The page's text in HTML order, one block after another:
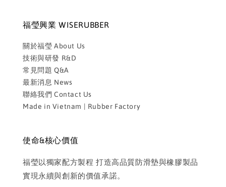
福瑩興業 WISERUBBER
關於福瑩 About Us
技術與研發 R&D
常見問題 Q&A
最新消息 News
聯絡我們 Contact Us
Made in Vietnam | Rubber Factory
使命&核心價值
福瑩以獨家配方製程 打造高品質防滑墊與橡膠製品
實現永續與創新的價值承諾。